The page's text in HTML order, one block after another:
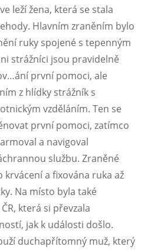
leží žena, která se stala
Hlavním zraněním bylo
ruky spojené s tepenným
strážníci jsou pravidelně
…ání první pomoci, ale
z hlídky strážník s
vzděláním. Ten se
první pomoci, zatímco
a navigoval
službu. Zraněné
krvácení a fixována ruka až
Na místo byla také
která si převzala
jak k události došlo.
duchapřítomný muž, který